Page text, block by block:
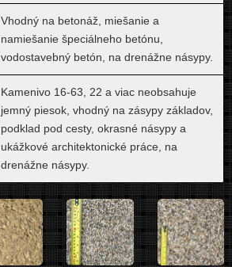
Vhodný na betonáž, miešanie a
namiešanie špeciálneho betónu,
vodostavebný betón, na drenážne násypy.
Kamenivo 16-63, 22 a viac neobsahuje
jemný piesok, vhodný na zásypy základov,
podklad pod cesty, okrasné násypy a
ukážkové architektonické práce, na
drenážne násypy.